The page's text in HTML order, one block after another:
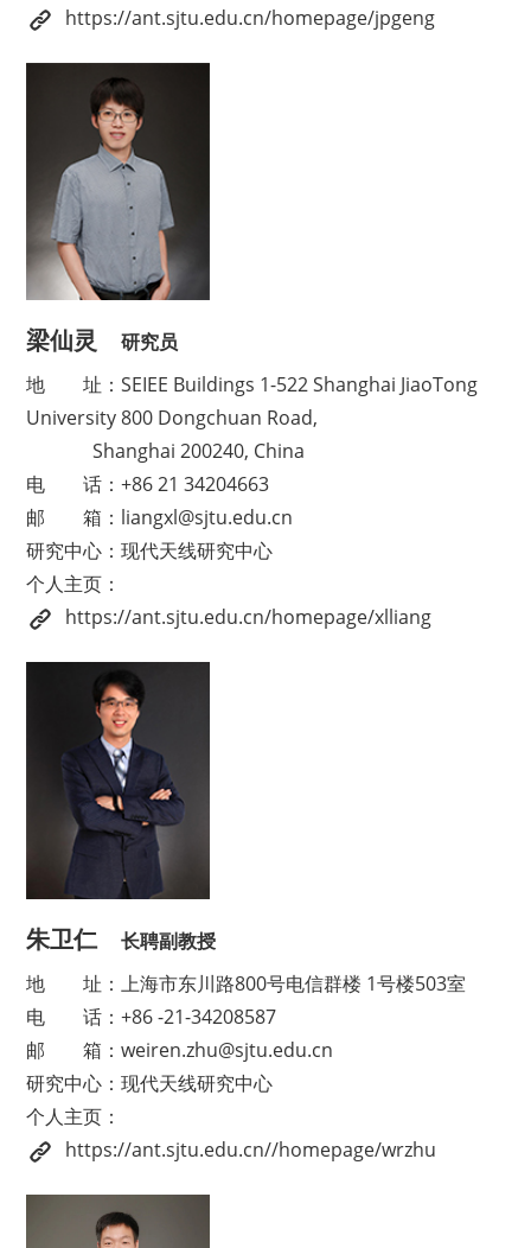
https://ant.sjtu.edu.cn/homepage/jpgeng
梁仙灵
研究员
地 址：SEIEE Buildings 1-522 Shanghai JiaoTong
University 800 Dongchuan Road,
Shanghai 200240, China
电 话：+86 21 34204663
邮 箱：liangxl@sjtu.edu.cn
研究中心 ：现代天线研究中心
个人主页：
https://ant.sjtu.edu.cn/homepage/xlliang
朱卫仁
长聘副教授
地 址：上海市东川路800号电信群楼 1号楼503室
电 话：+86 -21-34208587
邮 箱：weiren.zhu@sjtu.edu.cn
研究中心 ：现代天线研究中心
个人主页：
https://ant.sjtu.edu.cn//homepage/wrzhu